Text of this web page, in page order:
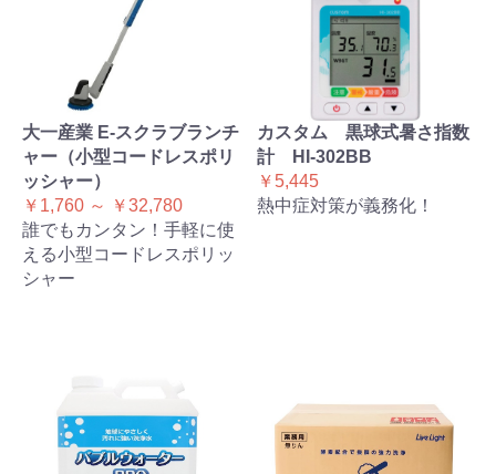
大一産業 E-スクラブランチ
ャー（小型コードレスポリ
ッシャー）
￥1,760 ～ ￥32,780
誰でもカンタン！手軽に使
える小型コードレスポリッ
シャー
カスタム 黒球式暑さ指数
計 HI-302BB
￥5,445
熱中症対策が義務化！